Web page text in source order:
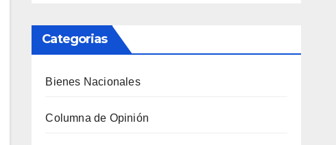
Categorias
Bienes Nacionales
Columna de Opinión